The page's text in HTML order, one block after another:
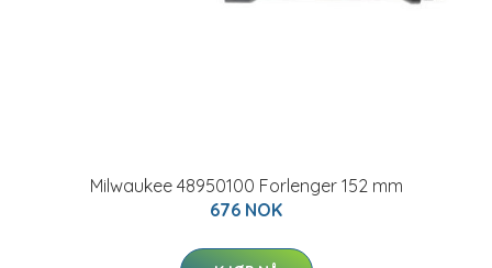
Milwaukee 48950100 Forlenger 152 mm
676 NOK